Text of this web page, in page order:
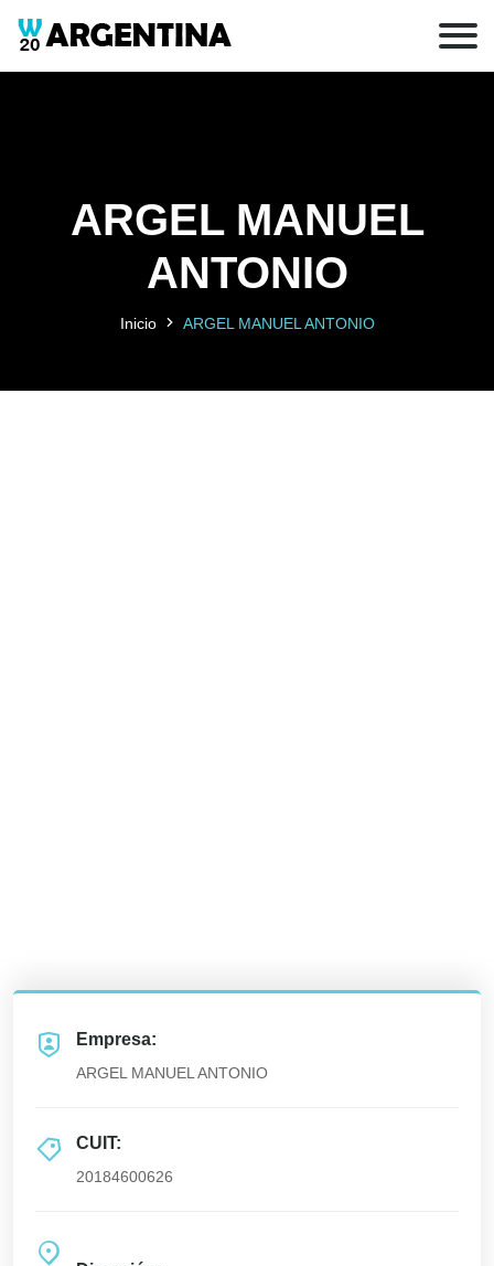
ARGEL MANUEL
ANTONIO
Inicio ARGEL MANUEL ANTONIO
Empresa:
ARGEL MANUEL ANTONIO
CUIT:
20184600626